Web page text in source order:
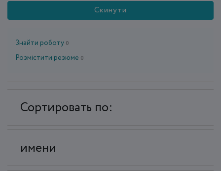
Скинути
Знайти роботу 0
Розмістити резюме 0
Сортировать по:
имени